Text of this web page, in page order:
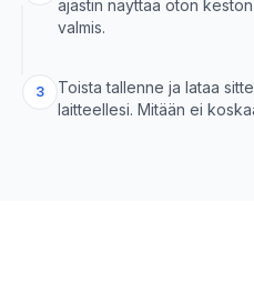
ajastin näyttää oton
valmis.
3
Toista tallenne ja lataa
laitteellesi. Mitään ei